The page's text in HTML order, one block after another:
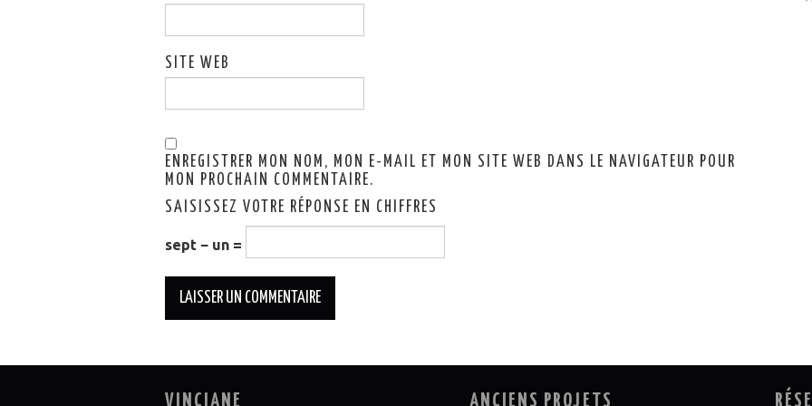
SITE WEB
ENREGISTRER MON NOM, MON E-MAIL ET MON SITE WEB DANS LE NAVIGATEUR POUR
MON PROCHAIN COMMENTAIRE.
SAISISSEZ VOTRE RÉPONSE EN CHIFFRES
sept − un =
VINCIANE ANCIENS PROJETS